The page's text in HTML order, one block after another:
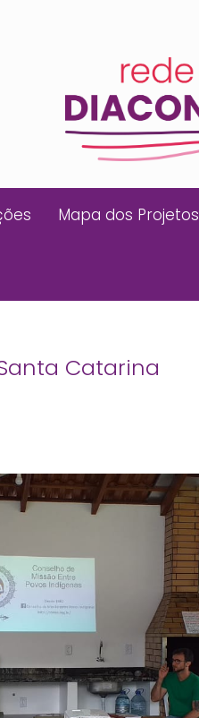
Mapa dos Projetos
Catarina